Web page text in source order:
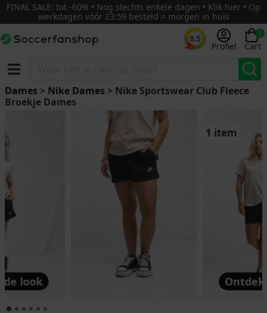
FINAL SALE: tot -60% • Nog slechts enkele dagen • Klik hier • Op
werkdagen vóór 23:59 besteld = morgen in huis
9.5
Profiel
0
Cart
Dames > Nike Dames > Nike Sportswear Club Fleece
Broekje Dames
de look
1 item